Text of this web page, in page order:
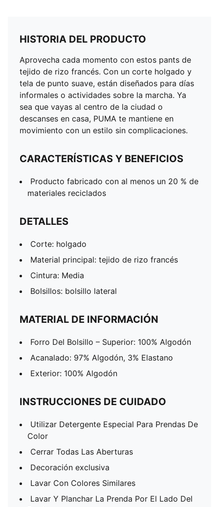
HISTORIA DEL PRODUCTO
Aprovecha cada momento con estos pants de
tejido de rizo francés. Con un corte holgado y
tela de punto suave, están diseñados para días
informales o actividades sobre la marcha. Ya
sea que vayas al centro de la ciudad o
descanses en casa, PUMA te mantiene en
movimiento con un estilo sin complicaciones.
CARACTERÍSTICAS Y BENEFICIOS
Producto fabricado con al menos un 20 % de
materiales reciclados
DETALLES
Corte: holgado
Material principal: tejido de rizo francés
Cintura: Media
Bolsillos: bolsillo lateral
MATERIAL DE INFORMACIÓN
Forro Del Bolsillo – Superior: 100% Algodón
Acanalado: 97% Algodón, 3% Elastano
Exterior: 100% Algodón
INSTRUCCIONES DE CUIDADO
Utilizar Detergente Especial Para Prendas De
Color
Cerrar Todas Las Aberturas
Decoración exclusiva
Lavar Con Colores Similares
Lavar Y Planchar La Prenda Por El Lado Del